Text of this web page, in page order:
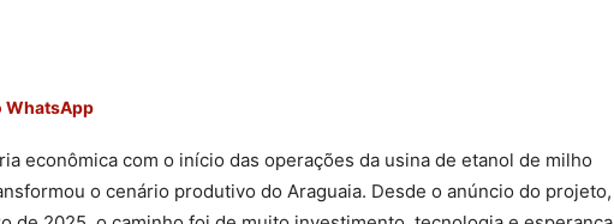
WhatsApp
econômica com o início das operações da usina de etanol de milho
o cenário produtivo do Araguaia. Desde o anúncio do projeto,